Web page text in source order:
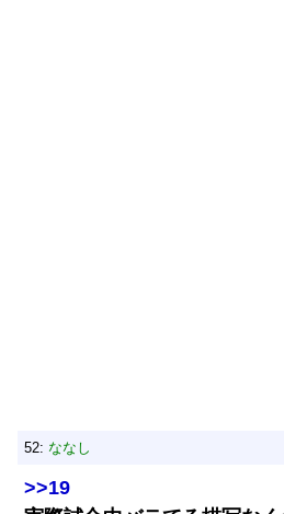
52: ななし
>>19